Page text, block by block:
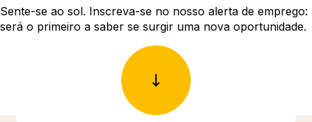
Sente-se ao sol. Inscreva-se no nosso alerta de emprego:
será o primeiro a saber se surgir uma nova oportunidade.